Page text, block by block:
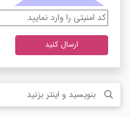
ارسال کنید